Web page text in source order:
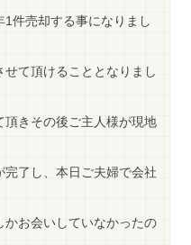
件売却する事になりまし
て頂けることとなりまし
頂きその後ご主人様が現地
完了し、本日ご夫婦で会社
お会いしていなかったの